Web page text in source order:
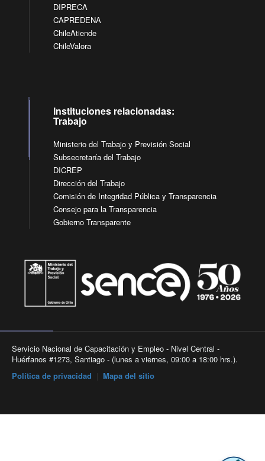
DIPRECA
CAPREDENA
ChileAtiende
ChileValora
Instituciones relacionadas:
Trabajo
Ministerio del Trabajo y Previsión Social
Subsecretaría del Trabajo
DICREP
Dirección del Trabajo
Comisión de Integridad Pública y Transparencia
Consejo para la Transparencia
Gobierno Transparente
Servicio Nacional de Capacitación y Empleo - Nivel Central -
Huérfanos #1273, Santiago - (lunes a viernes, 09:00 a 18:00 hrs.).
Política de privacidad
Mapa del sitio